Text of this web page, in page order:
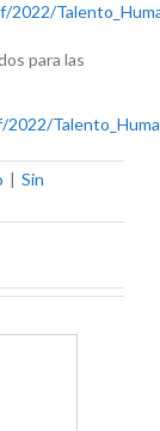
para las
| Sin